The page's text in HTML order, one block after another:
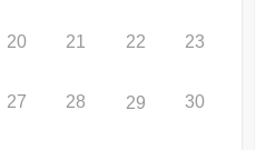
20 21 22 23
27 28 29 30